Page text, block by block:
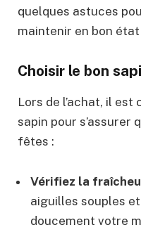
quelques astuces
maintenir en bon état
Choisir le bon
Lors de l’achat, il est
sapin pour s’assurer
fêtes :
Vérifiez la
aiguilles souples
doucement votre